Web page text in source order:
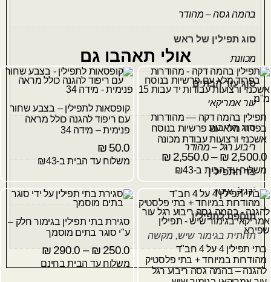
בהמה גסה – מהודר
סוג תפילין של ראש
מכוונת
סוג עור הבתים
עור אמריקאי
סוג הריבוע
ריבוע רגל – מהודר
צד התפילין
*רגיל,איטר
תוספת לתפילין
תחתית בגימור שיש, מקשה
אולי תאהבו גם
תפילין בהמה דקה — מהודרות
בפרוד מלא עם פרשיות בנוסח
אשכנזי ורצועות עבודת מכונה
2,500.0
₪
–
2,550.0
₪
משלוח עד הבית ב-₪43
קופסאות לתפילין – בצבע שחור
עם ריפוד להגנה כולל מראה
פנימית – מידה 34
50.0
₪
משלוח עד הבית ב-₪43
בתי תפילין 4 על 4 חב"ד
מהודרות במיוחד + בתי פלסטיק
להגנה – בהמה גסה ריבוע רגל
סגירת בתי תפילין בגימור חלק –
ע"י סוגר בתים מוסמך
250.0
₪
–
290.0
₪
משלוח עד הבית בחינם